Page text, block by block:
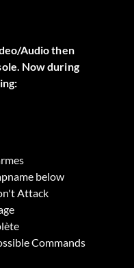
Audio then
Now during
below
Attack
Commands